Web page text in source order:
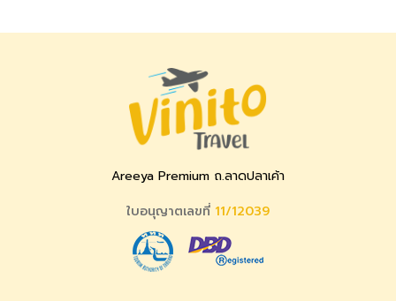
Areeya Premium ถ.ลาดปลาเค้า
ใบอนุญาตเลขที่ 11/12039